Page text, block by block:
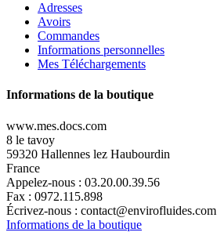
Adresses
Avoirs
Commandes
Informations personnelles
Mes Téléchargements
Informations de la boutique
www.mes.docs.com
8 le tavoy
59320 Hallennes lez Haubourdin
France
Appelez-nous : 03.20.00.39.56
Fax : 0972.115.898
Écrivez-nous : contact@envirofluides.com
Informations de la boutique